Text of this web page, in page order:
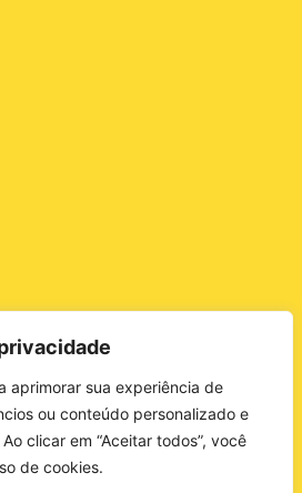
aprimorar sua experiência de
ou conteúdo personalizado e
clicar em “Aceitar todos”, você
de cookies.